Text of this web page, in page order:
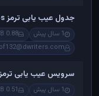
جدول عیب یابی ترمز abs
1 سال پیش 0.88 MB
سرویس عیب یابی ترمز
1 سال پیش 0.51 MB